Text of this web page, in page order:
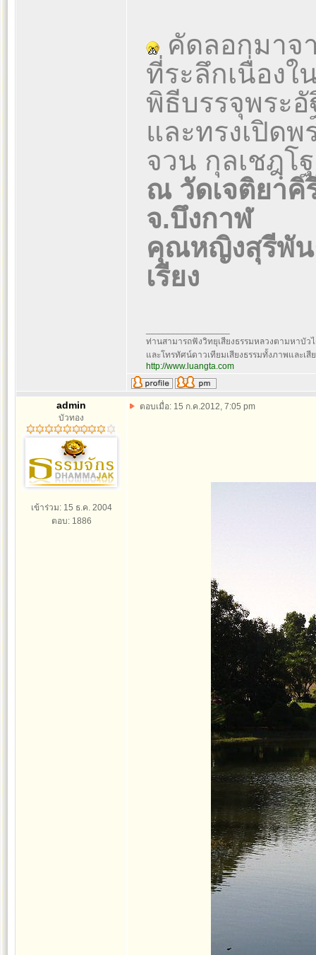
คัดลอกมาจ
ที่ระลึกเนื่องใ
พิธีบรรจุพระ
และทรงเปิด
จวน กุลเชฎฺโฐ
ณ วัดเจติยาคิ
จ.บึงกาฬ
คุณหญิงสุรีพัน
เรียง
ท่านสามารถฟังวิทยุเสียงธรรมหลวงตามหาบัว
และโทรทัศน์ดาวเทียมเสียงธรรมทั้งภาพและเสี
http://www.luangta.com
admin
บัวทอง
เข้าร่วม: 15 ธ.ค. 2004
ตอบ: 1886
ตอบเมื่อ: 15 ก.ค.2012, 7:05 pm